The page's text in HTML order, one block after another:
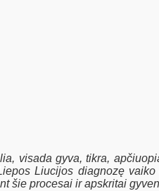
visada gyva, tikra,
Liucijos diagnozę
šie procesai ir apskritai